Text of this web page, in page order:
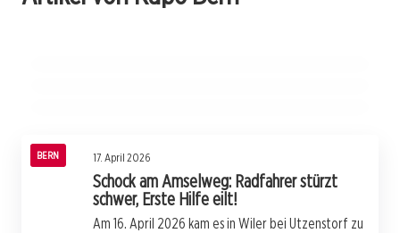
Überfall auf Garage: Polizei fasst flüchtigen
BERN 17. April 2026
Schock am Amselweg: Radfahrer stürzt
schwer, Erste Hilfe eilt!
Am 16. April 2026 kam es in Wiler bei Utzenstorf zu